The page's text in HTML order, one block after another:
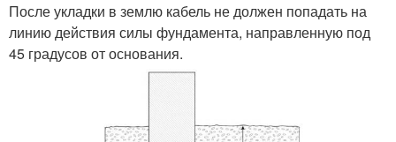
После укладки в землю кабель не должен попадать на
линию действия силы фундамента, направленную под
45 градусов от основания.